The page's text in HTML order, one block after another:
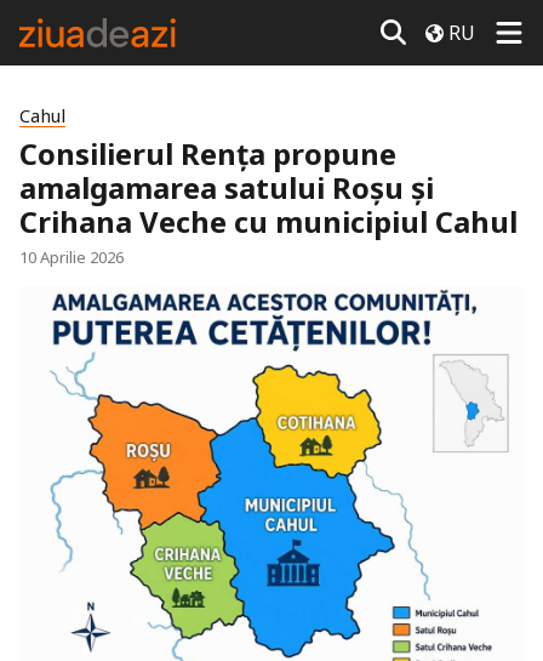
RU
Cahul
Consilierul Rența propune
amalgamarea satului Roșu și
Crihana Veche cu municipiul Cahul
10 Aprilie 2026